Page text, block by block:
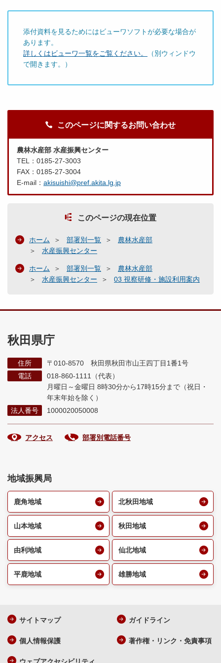
添付資料を見るためにはビューワソフトが必要な場合が
あります。
詳しくはビューワ一覧をご覧ください。
（別ウィンドウ
で開きます。）
このページに関するお問い合わせ
農林水産部 水産振興センター
TEL：0185-27-3003
FAX：0185-27-3004
E-mail： akisuishi@pref.akita.lg.jp
このページの現在位置
ホーム 部署別一覧
農林水産部
水産振興センター
ホーム 部署別一覧
農林水産部
水産振興センター
03 視察研修・施設利用案内
秋田県庁
住所
〒010-8570 秋田県秋田市山王四丁目1番1号
電話
018-860-1111（代表）
月曜日～金曜日 8時30分から17時15分まで （祝日・
年末年始を除く）
法人番号
1000020050008
アクセス 部署別電話番号
地域振興局
鹿角地域 北秋田地域
山本地域 秋田地域
由利地域 仙北地域
平鹿地域 雄勝地域
サイトマップ ガイドライン
個人情報保護 著作権・リンク・免責事項